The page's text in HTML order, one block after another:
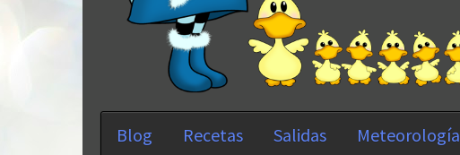
Blog Recetas Salidas Meteorología